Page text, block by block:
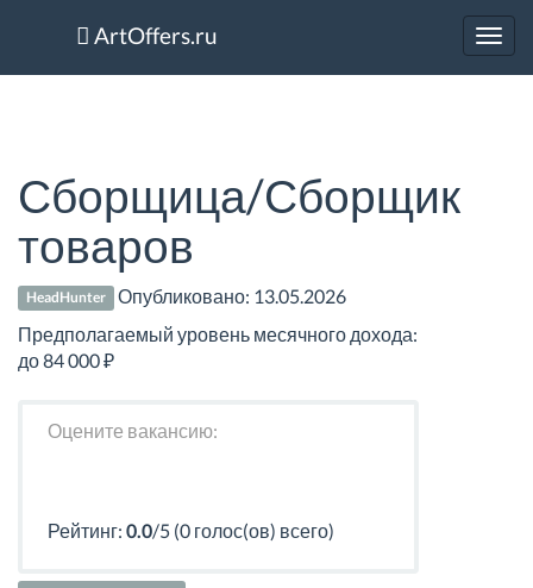
ArtOffers.ru
Сборщица/Сборщик
товаров
HeadHunter Опубликовано: 13.05.2026
Предполагаемый уровень месячного дохода:
до 84 000 ₽
Оцените вакансию:
Рейтинг: 0.0/5 (0 голос(ов) всего)